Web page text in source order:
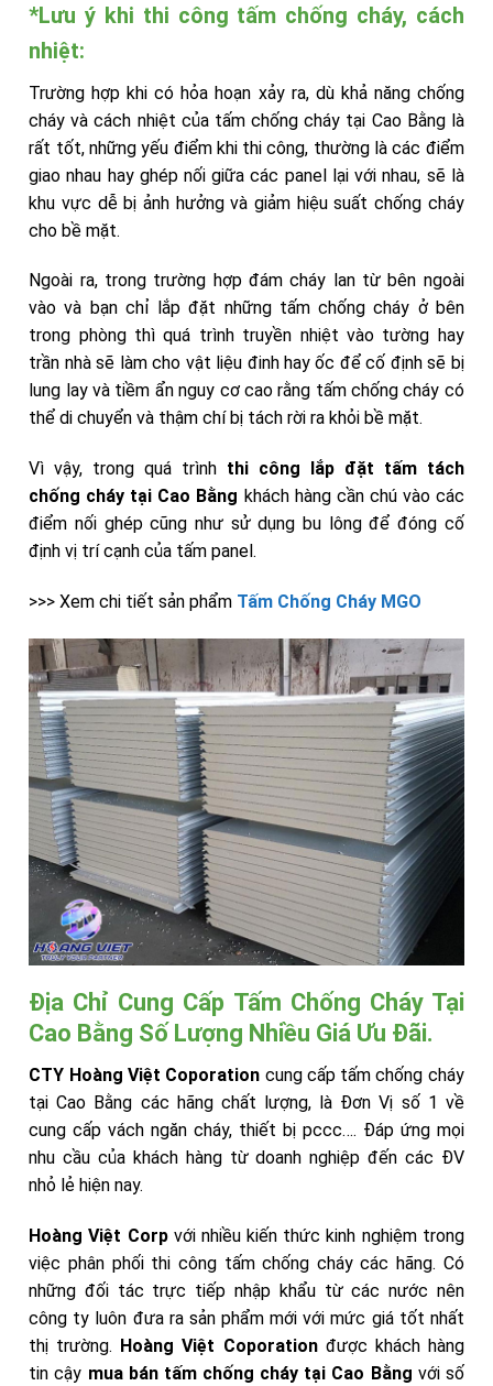
*Lưu ý khi thi công tấm chống cháy, cách
nhiệt:
Trường hợp khi có hỏa hoạn xảy ra, dù khả năng chống
cháy và cách nhiệt của tấm chống cháy tại Cao Bằng là
rất tốt, những yếu điểm khi thi công, thường là các điểm
giao nhau hay ghép nối giữa các panel lại với nhau, sẽ là
khu vực dễ bị ảnh hưởng và giảm hiệu suất chống cháy
cho bề mặt.
Ngoài ra, trong trường hợp đám cháy lan từ bên ngoài
vào và bạn chỉ lắp đặt những tấm chống cháy ở bên
trong phòng thì quá trình truyền nhiệt vào tường hay
trần nhà sẽ làm cho vật liệu đinh hay ốc để cố định sẽ bị
lung lay và tiềm ẩn nguy cơ cao rằng tấm chống cháy có
thể di chuyển và thậm chí bị tách rời ra khỏi bề mặt.
Vì vậy, trong quá trình thi công lắp đặt tấm tách
chống cháy tại Cao Bằng khách hàng cần chú vào các
điểm nối ghép cũng như sử dụng bu lông để đóng cố
định vị trí cạnh của tấm panel.
>>> Xem chi tiết sản phẩm Tấm Chống Cháy MGO
Địa Chỉ Cung Cấp Tấm Chống Cháy Tại
Cao Bằng Số Lượng Nhiều Giá Ưu Đãi.
CTY Hoàng Việt Coporation cung cấp tấm chống cháy
tại Cao Bằng các hãng chất lượng, là Đơn Vị số 1 về
cung cấp vách ngăn cháy, thiết bị pccc…. Đáp ứng mọi
nhu cầu của khách hàng từ doanh nghiệp đến các ĐV
nhỏ lẻ hiện nay.
Hoàng Việt Corpvới nhiều kiến thức kinh nghiệm trong
việc phân phối thi công tấm chống cháy các hãng. Có
những đối tác trực tiếp nhập khẩu từ các nước nên
công ty luôn đưa ra sản phẩm mới với mức giá tốt nhất
thị trường. Hoàng Việt Coporationđược khách hàng
tin cậy mua bán tấm chống cháy tại Cao Bằng với số